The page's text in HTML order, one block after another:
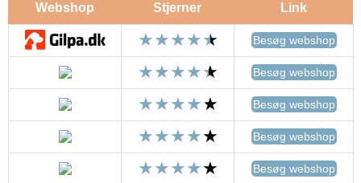
Webshop Stjerner Link
Besøg webshop
Besøg webshop
Besøg webshop
Besøg webshop
Besøg webshop